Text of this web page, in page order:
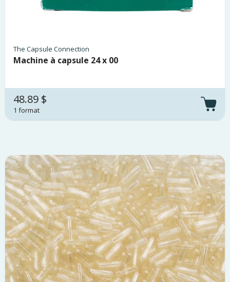
The Capsule Connection
Machine à capsule 24 x 00
48.89 $
1 format